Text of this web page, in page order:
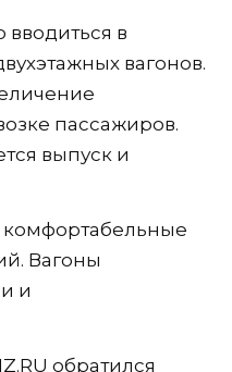
вводиться в
вагонов.
пассажиров.
выпуск и
Вагоны
и
обратился